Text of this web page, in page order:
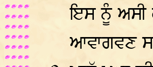
ਇਸ ਨੂੰ ਅਸੀ
ਆਵਾਗਵਣ